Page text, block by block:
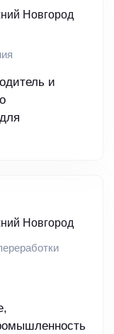
Новгород
и
Новгород